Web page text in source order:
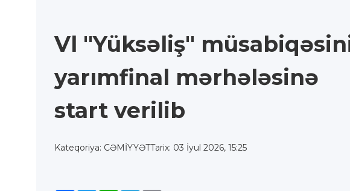
Vl "Yüksəliş"
yarımfinal mərhələsinə
start verilib
Kateqoriya: CƏMİYYƏTTarix: 03 İyul 2026, 15:25